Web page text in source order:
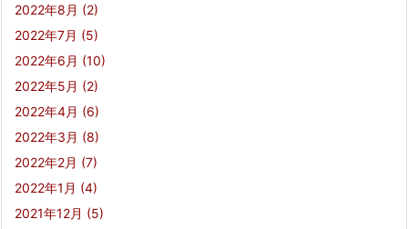
2022年8月 (2)
2022年7月 (5)
2022年6月 (10)
2022年5月 (2)
2022年4月 (6)
2022年3月 (8)
2022年2月 (7)
2022年1月 (4)
2021年12月 (5)